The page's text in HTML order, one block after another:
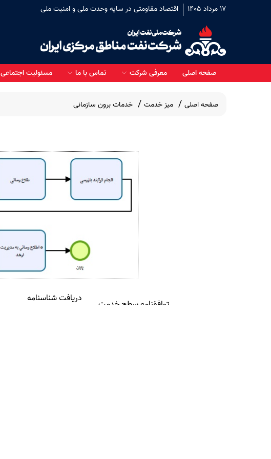
17 مرداد 1405 اقتصاد مقاومتی در سایه وحدت ملی و امنیت ملی
صفحه اصلی معرفی شرکت
منابع کالا
تماس با ما مسئولیت اجتماعی
صفحه اصلی میز خدمت خدمات برون سازمانی
توافقنامه سطح خدمت
دریافت شناسنامه